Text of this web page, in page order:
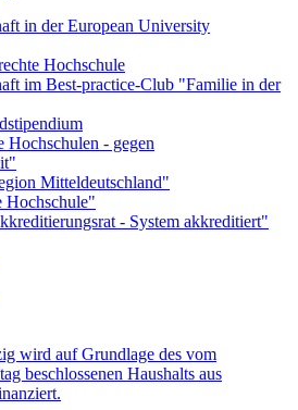
wird auf Grundlage des vom
beschlossenen Haushalts aus